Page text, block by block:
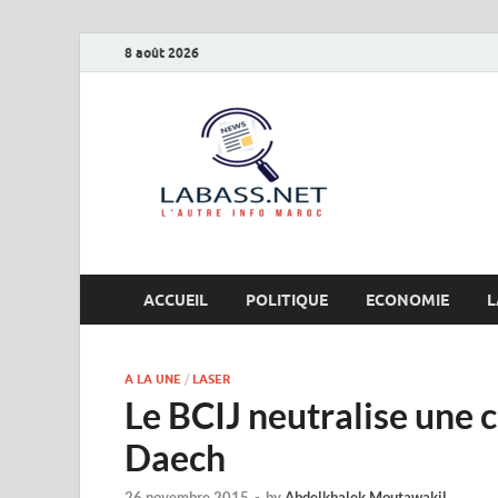
8 août 2026
ACCUEIL POLITIQUE ECONOMIE
A LA UNE / LASER
Le BCIJ neutralise une
Daech